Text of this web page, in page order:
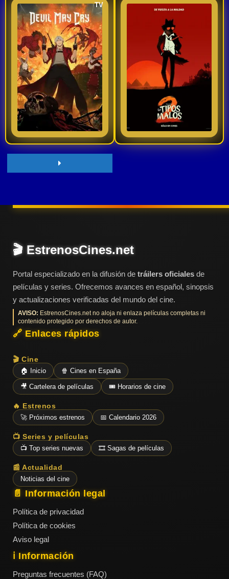
morirán en tres años.
TV
Devil May Cry | VIDEOJUEGOS | NETFLIX
Cuando un misterioso
villano amenaza con
abrir las puertas del
Infierno, un cazador de
demonios
endiabladamente
atractivo podría ser la
mejor baza para salvar
al mundo.
7.8
2025
Ver TraiLer
Un conjunto de ex
delincuentes luchan
por ajustarse a una
vida serena y distante
de la criminalidad,
intentando hallar
seguridad y
aceptación en sus
nuevas identidades
Ver TraiLer
🎬 EstrenosCines.net
Portal especializado en la difusión de tráilers oficiales de
películas y series. Ofrecemos avances en español, sinopsis
y actualizaciones verificadas del mundo del cine.
AVISO: EstrenosCines.net no aloja ni enlaza películas completas ni
contenido protegido por derechos de autor.
🔗 Enlaces rápidos
🎬 Cine
🏠 Inicio 🍿 Cines en España
🎥 Cartelera de películas 🎟️ Horarios de cine
🔥 Estrenos
🚀 Próximos estrenos 📅 Calendario 2026
📺 Series y películas
📺 Top series nuevas 🎞️ Sagas de películas
📰 Actualidad
Noticias del cine
📄 Información legal
Política de privacidad
Política de cookies
Aviso legal
ℹ️ Información
Preguntas frecuentes (FAQ)